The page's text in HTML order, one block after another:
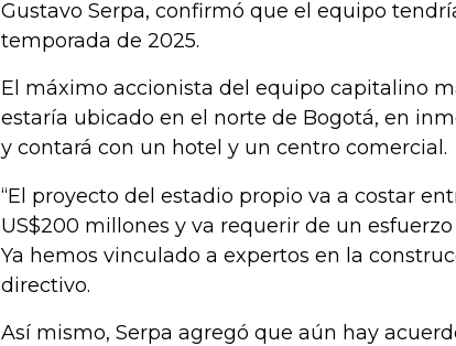
Gustavo Serpa, confirmó que el equipo
temporada de 2025.
El máximo accionista del equipo capitalino
estaría ubicado en el norte de Bogotá, en
y contará con un hotel y un centro comercial.
“El proyecto del estadio propio va a costar
US$200 millones y va requerir de un
Ya hemos vinculado a expertos en la
directivo.
Así mismo, Serpa agregó que aún hay